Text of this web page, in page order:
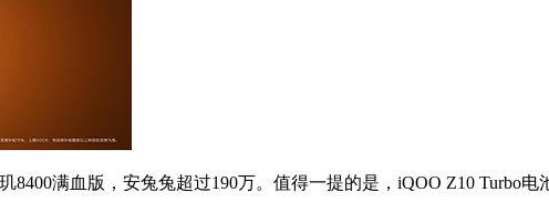
满血版，安兔兔超过190万。值得一提的是，iQOO Z10 Turbo电